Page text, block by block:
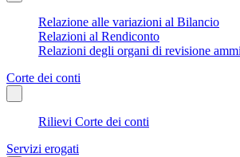
Relazione alle variazioni al Bilancio
Relazioni al Rendiconto
Relazioni degli organi di revisione
Corte dei conti
Rilievi Corte dei conti
Servizi erogati